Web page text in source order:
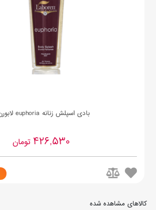
بادی اسپلش زنانه euphoria لابورن
426,530تومان
کالاهای مشاهده شده